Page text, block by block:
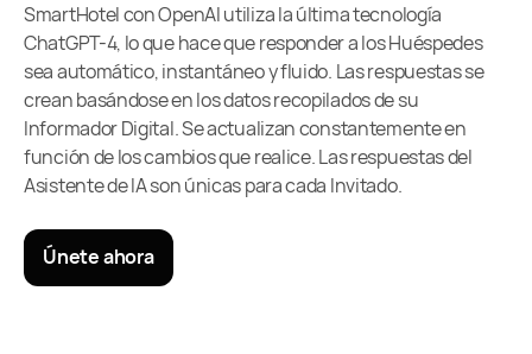
SmartHotel con OpenAI utiliza la última tecnología
ChatGPT-4, lo que hace que responder a los Huéspedes
sea automático, instantáneo y fluido. Las respuestas se
crean basándose en los datos recopilados de su
Informador Digital. Se actualizan constantemente en
función de los cambios que realice. Las respuestas del
Asistente de IA son únicas para cada Invitado.
Únete ahora